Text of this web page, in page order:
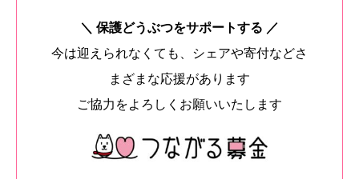
＼ 保護どうぶつをサポートする ／
今は迎えられなくても、シェアや寄付などさ
まざまな応援があります
ご協力をよろしくお願いいたします